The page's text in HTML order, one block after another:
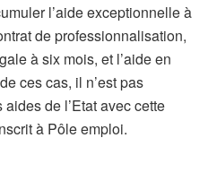
l’aide exceptionnelle à
de professionnalisation,
à six mois, et l’aide en
ces cas, il n’est pas
de l’Etat avec cette
à Pôle emploi.